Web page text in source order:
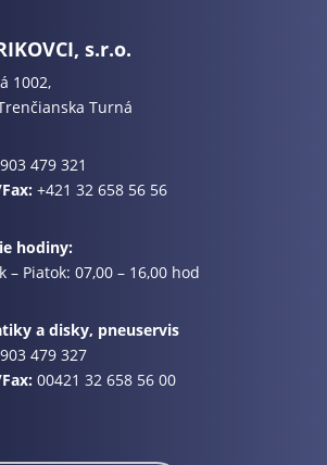
s.r.o.
1002,
Turná
479 321
+421 32 658 56 56
hodiny:
– Piatok: 07,00 – 16,00 hod
a disky, pneuservis
479 327
00421 32 658 56 00